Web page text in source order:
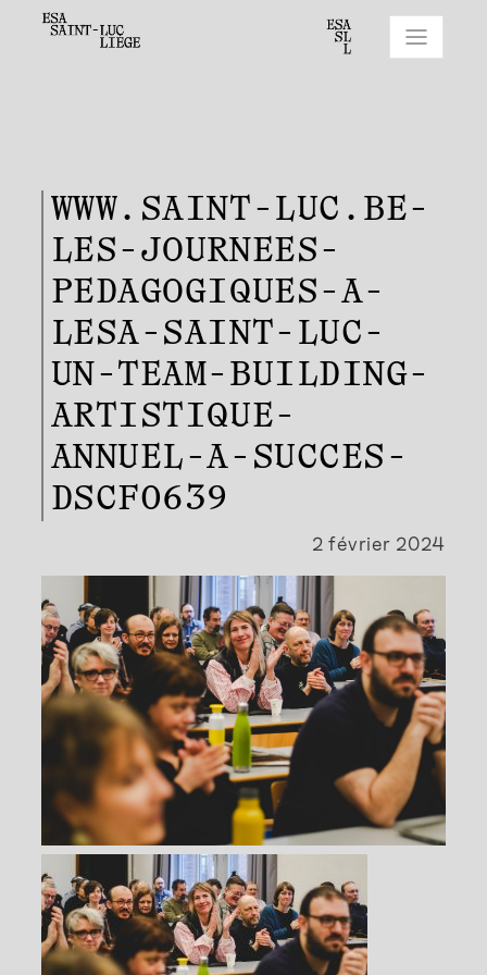
WWW.SAINT-LUC.BE-
LES-JOURNEES-
PEDAGOGIQUES-A-
LESA-SAINT-LUC-
UN-TEAM-BUILDING-
ARTISTIQUE-
ANNUEL-A-SUCCES-
DSCF0639
2 février 2024